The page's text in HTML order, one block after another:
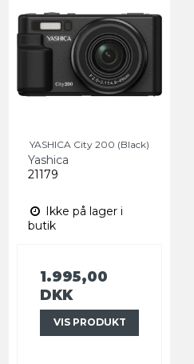
YASHICA City 200 (Black)
Yashica
21179
Ikke på lager i
butik
1.995,00
DKK
VIS PRODUKT